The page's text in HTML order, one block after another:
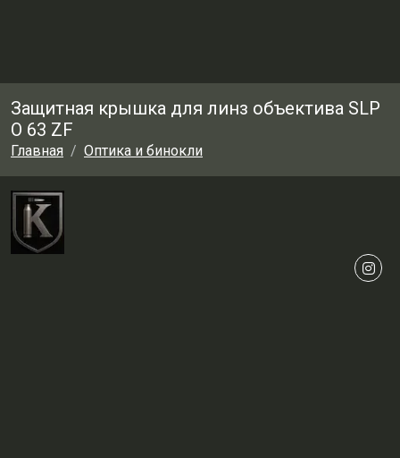
Защитная крышка для линз объектива SLP
O 63 ZF
Главная Оптика и бинокли